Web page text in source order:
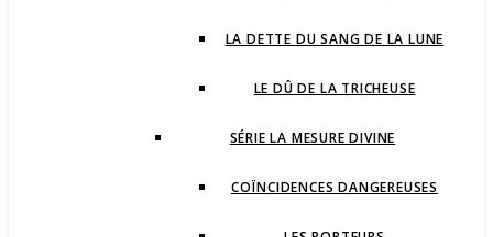
LA DETTE DU SANG DE LA LUNE
LE DÛ DE LA TRICHEUSE
SÉRIE LA MESURE DIVINE
COÏNCIDENCES DANGEREUSES